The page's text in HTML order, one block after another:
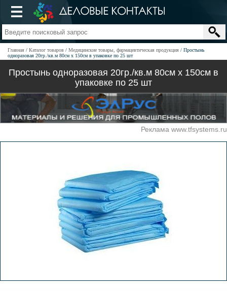
Главная Каталог товаров Медицинские товары, фармацевтическая продукция
Простынь
одноразовая 20гр./кв.м 80см х 150см в упаковке по 25 шт
Простынь одноразовая 20гр./кв.м 80см х 150см в
упаковке по 25 шт
Реклама www.tfsystems.ru